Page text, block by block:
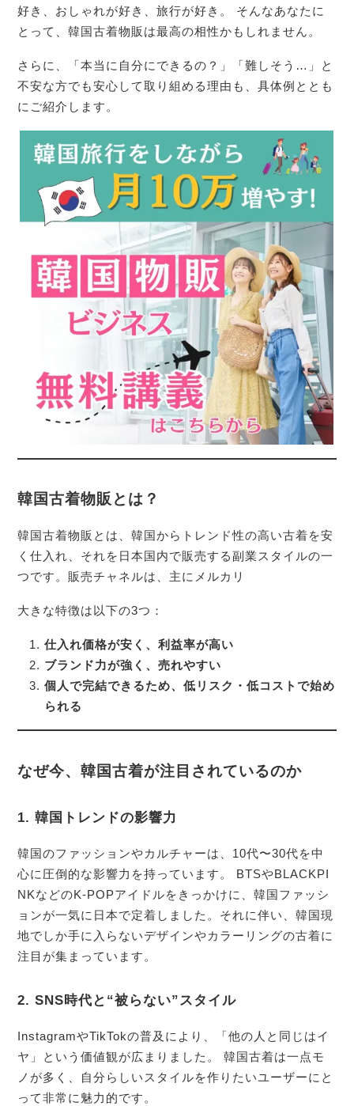
好き、おしゃれが好き、旅行が好き。 そんなあなたに
とって、韓国古着物販は最高の相性かもしれません。
さらに、「本当に自分にできるの？」「難しそう…」と
不安な方でも安心して取り組める理由も、具体例ととも
にご紹介します。
韓国古着物販とは？
韓国古着物販とは、韓国からトレンド性の高い古着を安
く仕入れ、それを日本国内で販売する副業スタイルの一
つです。販売チャネルは、主にメルカリ
大きな特徴は以下の3つ：
仕入れ価格が安く、利益率が高い
ブランド力が強く、売れやすい
個人で完結できるため、低リスク・低コストで始め
られる
なぜ今、韓国古着が注目されているのか
1. 韓国トレンドの影響力
韓国のファッションやカルチャーは、10代〜30代を中
心に圧倒的な影響力を持っています。 BTSやBLACKPI
NKなどのK-POPアイドルをきっかけに、韓国ファッシ
ョンが一気に日本で定着しました。それに伴い、韓国現
地でしか手に入らないデザインやカラーリングの古着に
注目が集まっています。
2. SNS時代と“被らない”スタイル
InstagramやTikTokの普及により、「他の人と同じはイ
ヤ」という価値観が広まりました。 韓国古着は一点モ
ノが多く、自分らしいスタイルを作りたいユーザーにと
って非常に魅力的です。